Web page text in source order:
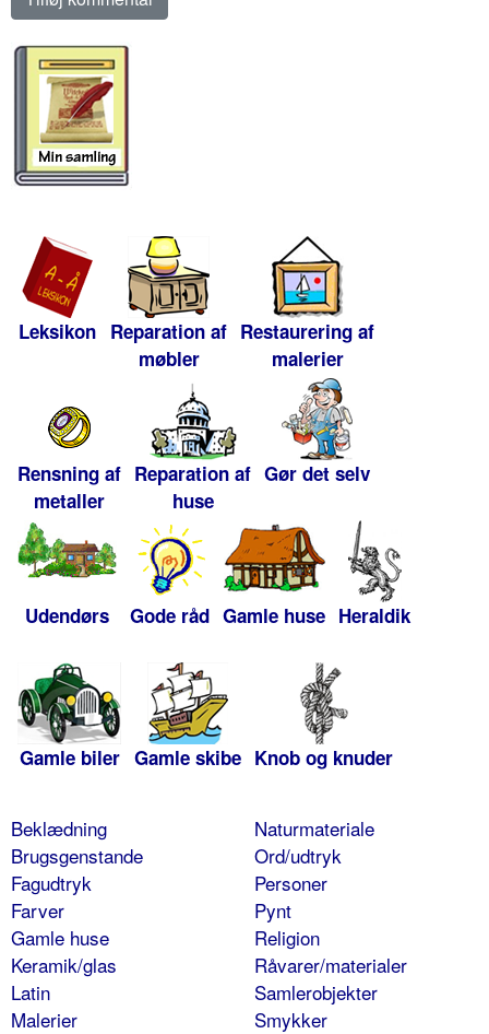
Leksikon Reparation af
møbler
Restaurering af
malerier
Rensning af
metaller
Reparation af
huse
Gør det selv
Udendørs Gode råd Gamle huse Heraldik
Gamle biler Gamle skibe Knob og knuder
Beklædning
Brugsgenstande
Fagudtryk
Farver
Gamle huse
Keramik/glas
Latin
Malerier
Naturmateriale
Ord/udtryk
Personer
Pynt
Religion
Råvarer/materialer
Samlerobjekter
Smykker